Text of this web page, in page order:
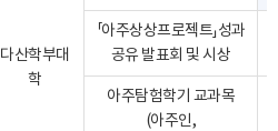
다산학부대
학
「아주상상프로젝트」성과
공유 발표회 및 시상
아주탐험학기 교과목
(아주인,